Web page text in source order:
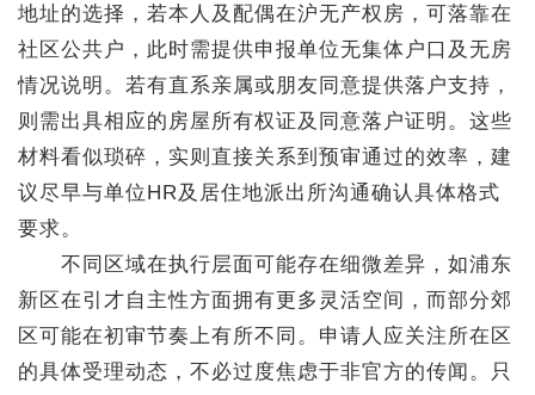
地址的选择，若本人及配偶在沪无产权房，可落靠在
社区公共户，此时需提供申报单位无集体户口及无房
情况说明。若有直系亲属或朋友同意提供落户支持，
则需出具相应的房屋所有权证及同意落户证明。这些
材料看似琐碎，实则直接关系到预审通过的效率，建
议尽早与单位HR及居住地派出所沟通确认具体格式
要求。
不同区域在执行层面可能存在细微差异，如浦东
新区在引才自主性方面拥有更多灵活空间，而部分郊
区可能在初审节奏上有所不同。申请人应关注所在区
的具体受理动态，不必过度焦虑于非官方的传闻。只